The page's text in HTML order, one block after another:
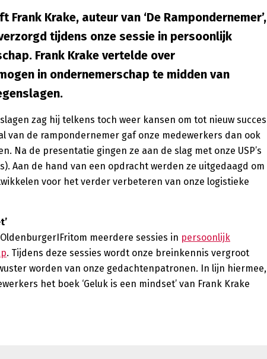
Frank Krake, auteur van ‘De Rampondernemer’,
tijdens onze sessie in persoonlijk
Frank Krake vertelde over
in ondernemerschap te midden van
zag hij telkens toch weer kansen om tot nieuw succes
van de rampondernemer gaf onze medewerkers dan ook
Na de presentatie gingen ze aan de slag met onze USP’s
Aan de hand van een opdracht werden ze uitgedaagd om
voor het verder verbeteren van onze logistieke
meerdere sessies in persoonlijk
. Tijdens deze sessies wordt onze breinkennis vergroot
worden van onze gedachtenpatronen. In lijn hiermee,
het boek ‘Geluk is een mindset’ van Frank Krake